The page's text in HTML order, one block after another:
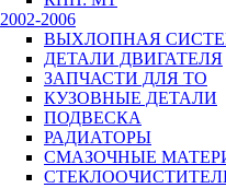
2002-2006
ВЫХЛОПНАЯ
ДЕТАЛИ ДВИГАТЕЛЯ
ЗАПЧАСТИ ДЛЯ ТО
КУЗОВНЫЕ ДЕТАЛИ
ПОДВЕСКА
РАДИАТОРЫ
СМАЗОЧНЫЕ